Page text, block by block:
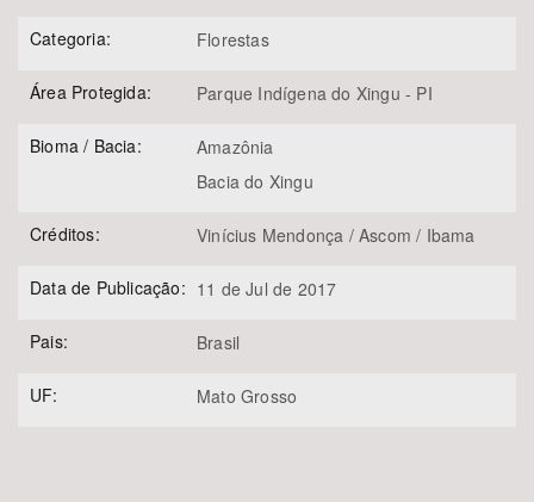
Categoria: Florestas
Área Protegida: Parque Indígena do Xingu - PI
Bioma / Bacia:
Amazônia
Bacia do Xingu
Créditos: Vinícius Mendonça / Ascom / Ibama
Data de Publicação: 11 de Jul de 2017
Pais: Brasil
UF: Mato Grosso